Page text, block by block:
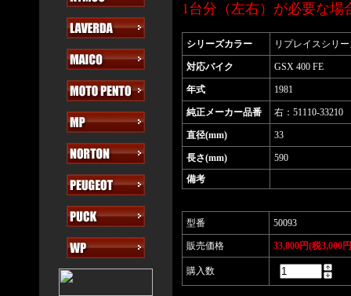
1台分（左右）が必要な場
シリーズカラー リプレイスシリ
対応バイク GSX 400 FE
年式 1981
純正メーカー品番 右：51110-33210
直径(mm) 33
長さ(mm)
590
備考
型番 50093
販売価格 33,000円(税3,000
購入数